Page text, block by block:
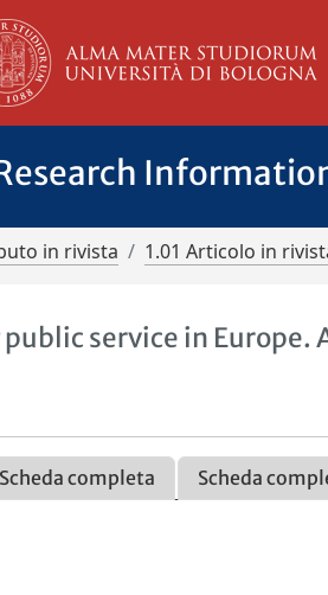
in rivista 1.01 Articolo in
service in
Scheda completa Scheda